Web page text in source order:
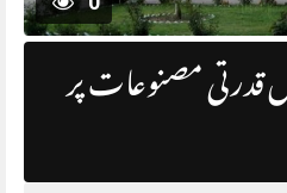
قدرتی مصنوعات پر